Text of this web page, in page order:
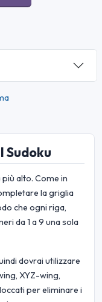
Sudoku
alto. Come in
la griglia
che ogni riga,
da 1 a 9 una sola
dovrai utilizzare
XYZ-wing,
per eliminare i